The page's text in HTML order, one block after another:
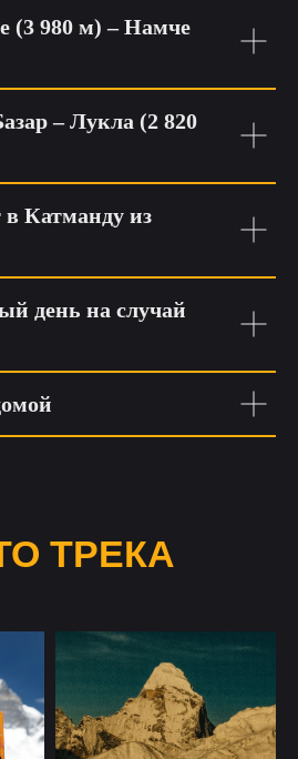
(3 980 м) – Намче
– Лукла (2 820
в Катманду из
день на случай
ТРЕКА